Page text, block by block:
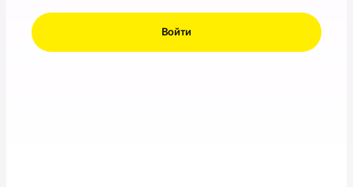
Войти